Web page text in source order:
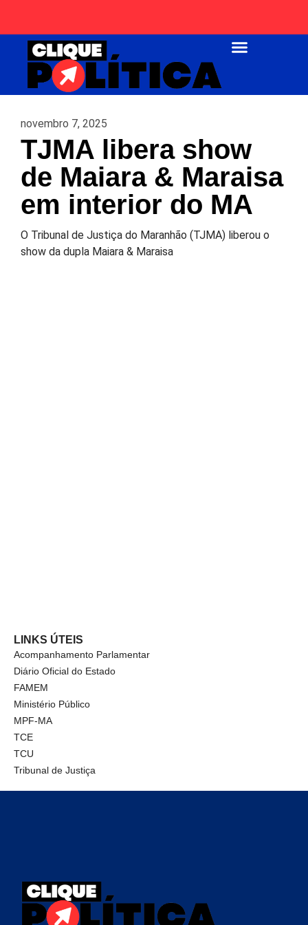
novembro 7, 2025
TJMA libera show
de Maiara & Maraisa
em interior do MA
O Tribunal de Justiça do Maranhão (TJMA) liberou o
show da dupla Maiara & Maraisa
LINKS ÚTEIS
Acompanhamento Parlamentar
Diário Oficial do Estado
FAMEM
Ministério Público
MPF-MA
TCE
TCU
Tribunal de Justiça